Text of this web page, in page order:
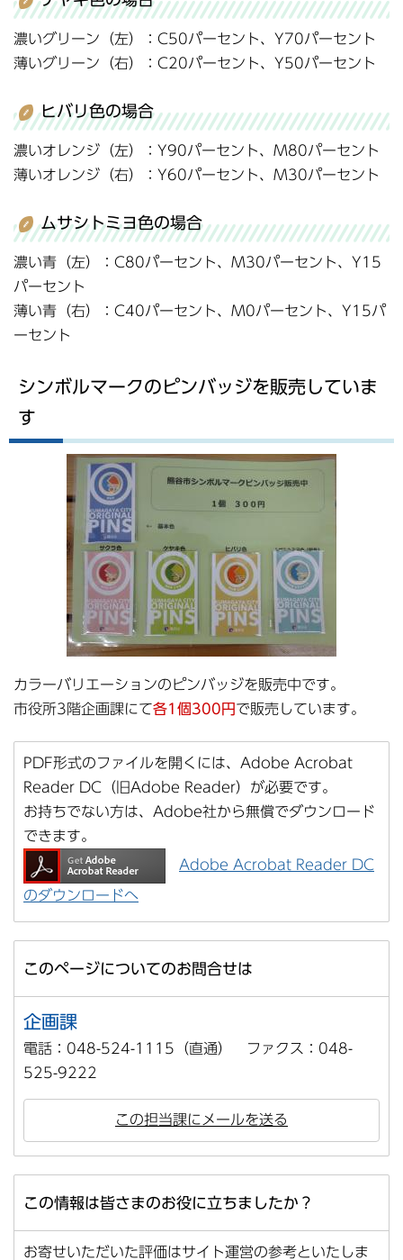
濃いグリーン（左）：C50パーセント、Y70パーセント
薄いグリーン（右）：C20パーセント、Y50パーセント
ヒバリ色の場合
濃いオレンジ（左）：Y90パーセント、M80パーセント
薄いオレンジ（右）：Y60パーセント、M30パーセント
ムサシトミヨ色の場合
濃い青（左）：C80パーセント、M30パーセント、Y15
パーセント
薄い青（右）：C40パーセント、M0パーセント、Y15パ
ーセント
シンボルマークのピンバッジを販売していま
す
カラーバリエーションのピンバッジを販売中です。
市役所3階企画課にて各1個300円で販売しています。
PDF形式のファイルを開くには、Adobe Acrobat
Reader DC（旧Adobe Reader）が必要です。
お持ちでない方は、Adobe社から無償でダウンロード
できます。
Adobe Acrobat Reader DC
のダウンロードへ
このページについてのお問合せは
企画課
電話：048-524-1115（直通） ファクス：048-
525-9222
この担当課にメールを送る
この情報は皆さまのお役に立ちましたか？
お寄せいただいた評価はサイト運営の参考といたしま